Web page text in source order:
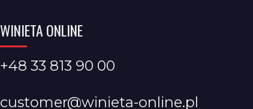
WINIETA ONLINE
+48 33 813 90 00
customer@winieta-online.pl